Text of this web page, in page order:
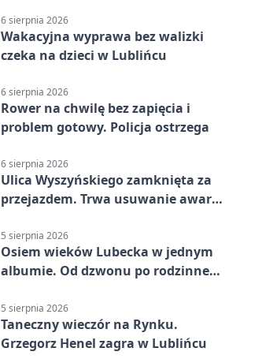
6 sierpnia 2026
Wakacyjna wyprawa bez walizki
czeka na dzieci w Lublińcu
6 sierpnia 2026
Rower na chwilę bez zapięcia i
problem gotowy. Policja ostrzega
6 sierpnia 2026
Ulica Wyszyńskiego zamknięta za
przejazdem. Trwa usuwanie awarii
5 sierpnia 2026
Osiem wieków Lubecka w jednym
albumie. Od dzwonu po rodzinne
5 sierpnia 2026
Taneczny wieczór na Rynku.
Grzegorz Henel zagra w Lublińcu